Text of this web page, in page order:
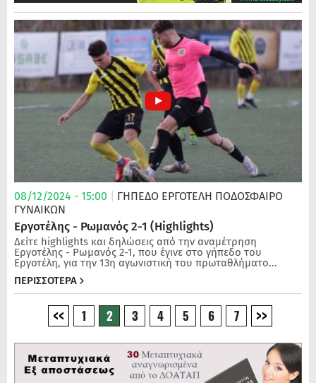
08/12/2024 - 15:00 ΓΗΠΕΔΟ ΕΡΓΟΤΕΛΗ ΠΟΔΌΣΦΑΙΡΟ
ΓΥΝΑΙΚΏΝ
Εργοτέλης - Ρωμανός 2-1 (Highlights)
Δείτε highlights και δηλώσεις από την αναμέτρηση
Εργοτέλης - Ρωμανός 2-1, που έγινε στο γήπεδο του
Εργοτέλη, για την 13η αγωνιστική του πρωταθλήματο...
ΠΕΡΙΣΣΟΤΕΡΑ
1 2 3 4 5 6 7